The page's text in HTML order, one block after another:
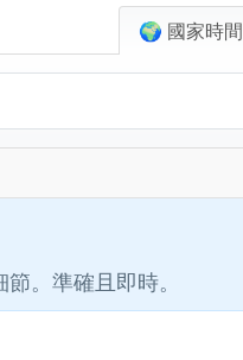
🌍 國家時間
。準確且即時。